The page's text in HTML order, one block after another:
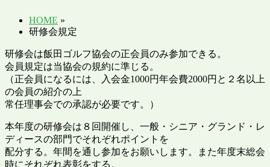
HOME »
研修会規定
研修会は飯田ゴルフ協会の正会員のみ参加できる。
会員規定は当協会の規約に準じる。
（正会員になるには、入会金1000円年会費2000円と２名以上
の会員の紹介の上
常任理事会での承認が必要です。）
本年度の研修会は８回開催し、一般・シニア・グランド・レ
ディースの部門でそれぞれポイントを
配分する。年間を通し参加をお願いします。また年度末総会
時にそれぞれ表彰をする。